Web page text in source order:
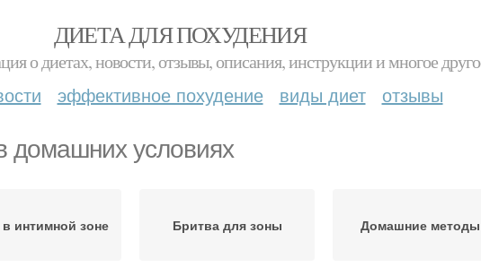
ДИЕТА ДЛЯ ПОХУДЕНИЯ
о диетах, новости, отзывы, описания, инструкции и многое
эффективное похудение виды диет отзывы
домашних условиях
интимной зоне Бритва для зоны Домашние методы